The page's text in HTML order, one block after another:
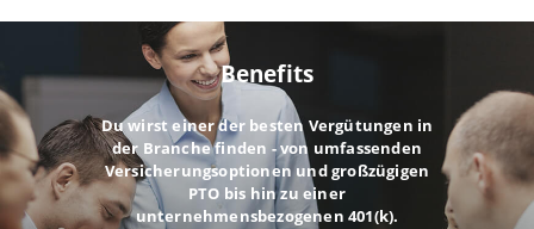
Benefits
Du wirst einer der besten Vergütungen in
der Branche finden - von umfassenden
Versicherungsoptionen und großzügigen
PTO bis hin zu einer
unternehmensbezogenen 401(k).